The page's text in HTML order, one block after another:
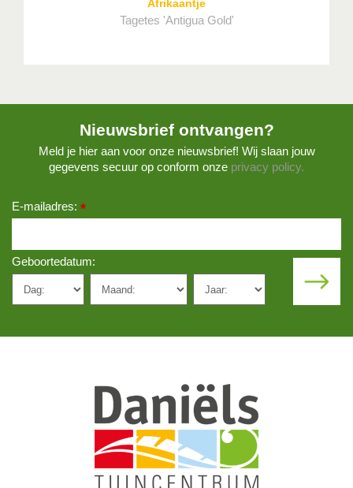
Afrikaantje
Tagetes 'Antigua Gold'
Nieuwsbrief ontvangen?
Meld je hier aan voor onze nieuwsbrief! Wij slaan jouw
gegevens secuur op conform onze privacy policy.
E-mailadres: *
Geboortedatum: